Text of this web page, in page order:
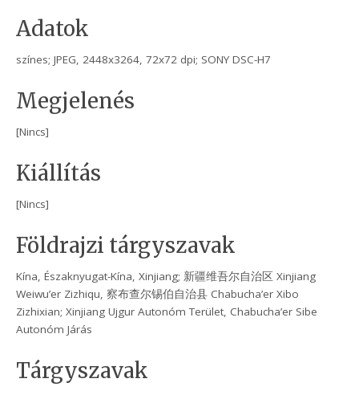
Adatok
színes; JPEG, 2448x3264, 72x72 dpi; SONY DSC-H7
Megjelenés
[Nincs]
Kiállítás
[Nincs]
Földrajzi tárgyszavak
Kína, Északnyugat-Kína, Xinjiang; 新疆维吾尔自治区 Xinjiang
Weiwu’er Zizhiqu, 察布查尔锡伯自治县 Chabucha’er Xibo
Zizhixian; Xinjiang Ujgur Autonóm Terület, Chabucha’er Sibe
Autonóm Járás
Tárgyszavak